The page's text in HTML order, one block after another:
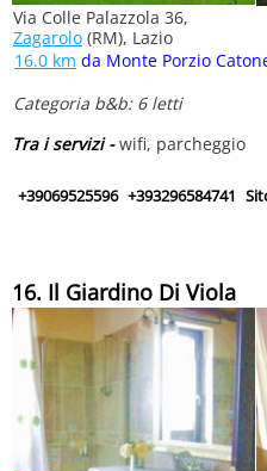
Via Colle Palazzola 36,
Zagarolo (RM), Lazio
16.0 km da Monte Porzio
Categoria b&b: 6 letti
Tra i servizi -wifi, parcheggio
+39069525596 +393296584741
16. Il Giardino Di Viola